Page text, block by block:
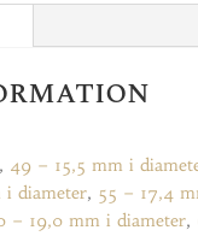
, 49 – 15,5 mm i
i diameter, 55 – 17,4
– 19,0 mm i diameter,